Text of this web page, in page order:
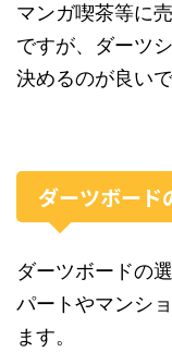
マンガ喫茶等に
ですが、ダーツ
決めるのが良いで
ダーツボード
ダーツボードの
パートやマンシ
ます。